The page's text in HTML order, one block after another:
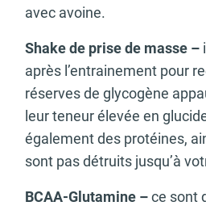
avec avoine.
Shake de prise de masse –
après l’entrainement pour
réserves de glycogène
leur teneur élevée en
également des protéines,
sont pas détruits jusqu’à
BCAA-Glutamine –ce sont